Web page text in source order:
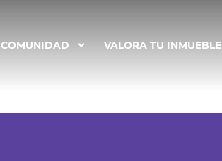
COMUNIDAD VALORA TU INMUEBLE